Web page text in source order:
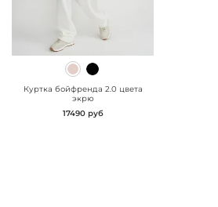
" class="js-prevent-
Куртка бойфренда 2.0 цвета
экрю
17490 руб